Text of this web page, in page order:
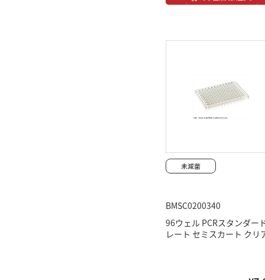
BMSC0200340
96ウェル PCRスタンダー
レート セミスカート クリ